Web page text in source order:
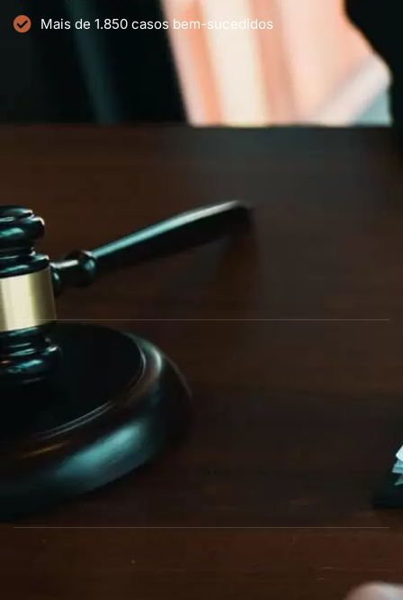
Mais de 1.850 casos bem-sucedidos